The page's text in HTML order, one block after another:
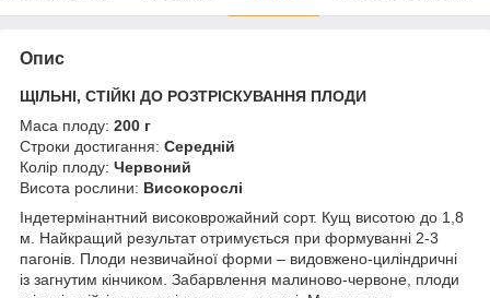
Опис
ЩІЛЬНІ, СТІЙКІ ДО РОЗТРІСКУВАННЯ ПЛОДИ
Маса плоду: 200 г
Строки достигання: Середній
Колір плоду: Червоний
Висота рослини: Високорослі
Індетермінантний високоврожайний сорт. Кущ висотою до 1,8
м. Найкращий результат отримується при формуванні 2-3
пагонів. Плоди незвичайної форми – видовжено-циліндричні
із загнутим кінчиком. Забарвлення малиново-червоне, плоди